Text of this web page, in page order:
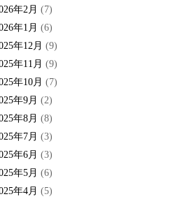
年2月 (7)
年1月 (6)
年12月 (9)
年11月 (9)
年10月 (7)
年9月 (2)
年8月 (8)
年7月 (3)
年6月 (3)
年5月 (6)
年4月 (5)